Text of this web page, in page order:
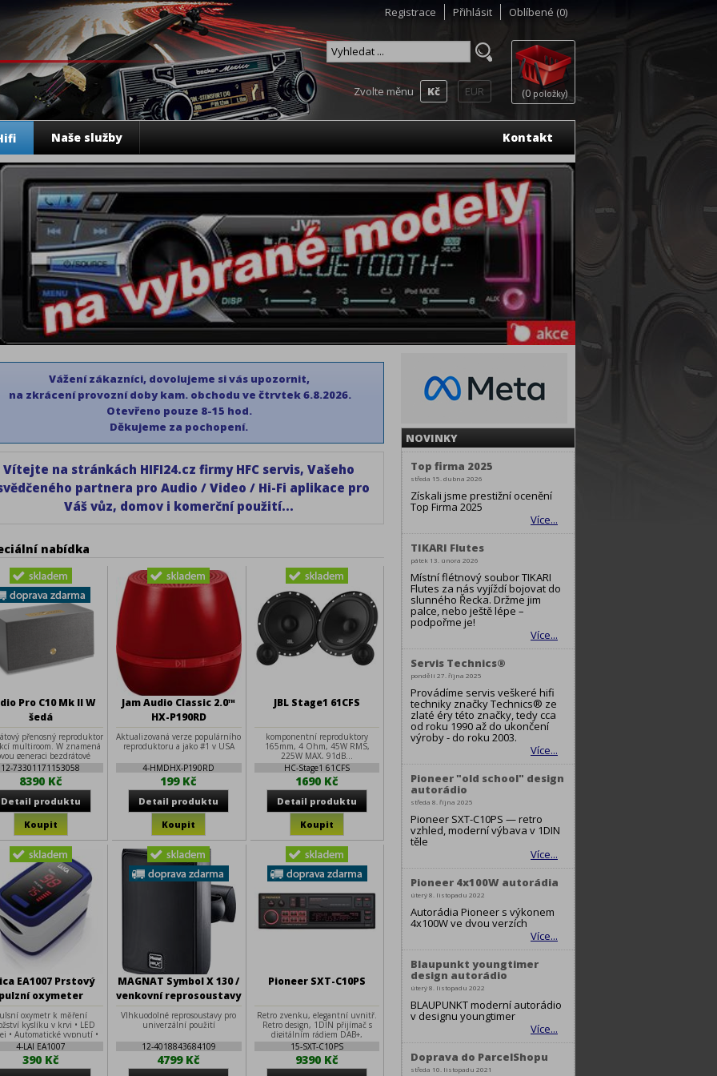
Registrace Přihlásit
(0 položky)
Oblíbené (0)
Naše služby Kontakt
Zvolte měnu Kč EUR
Vážení zákazníci, dovolujeme si vás upozornit,
na zkrácení provozní doby kam. obchodu ve čtrvtek 6.8.2026.
Otevřeno pouze 8-15 hod.
Děkujeme za pochopení.
Vítejte na stránkách HIFI24.cz firmy HFC servis, Vašeho
partnera pro Audio / Video / Hi-Fi aplikace pro
Váš vůz, domov i komerční použití...
nabídka
Pro C10 Mk II W
šedá
přenosný reproduktor
multiroom. W znamená
generaci bezdrátové
hudby. W znamená
aplikaci, moderní design...
12-73301171153058
8390 Kč
Jam Audio Classic 2.0™
HX-P190RD
Aktualizovaná verze populárního
reproduktoru a jako #1 v USA
4-HMDHX-P190RD
199 Kč
JBL Stage1 61CFS
komponentní reproduktory
165mm, 4 Ohm, 45W RMS,
225W MAX, 91dB...
HC-Stage1 61CFS
1690 Kč
EA1007 Prstový
oxymeter
oxymetr k měření
kyslíku v krvi • LED
• Automatické vypnutí •
na baterie 2× AAA •
Popruh na zavěšení
4-LAI EA1007
390 Kč
MAGNAT Symbol X 130 /
venkovní reprosoustavy
/ černé
Vlhkuodolné reprosoustavy pro
univerzální použití
12-4018843684109
4799 Kč
Pioneer SXT-C10PS
Retro zvenku, elegantní uvnitř.
Retro design, 1DIN přijímač s
digitálním rádiem DAB+,
Bluetooth®, USB, vícebarevné
RGB podsvícení, pokročilé audio
funkce a aplikace Pioneer Smart
Sync.
15-SXT-C10PS
9390 Kč
NOVINKY
Top firma 2025
středa 15. dubna 2026
Získali jsme prestižní ocenění
Top Firma 2025
Více...
TIKARI Flutes
pátek 13. února 2026
Místní flétnový soubor TIKARI
Flutes za nás vyjíždí bojovat do
slunného Řecka. Držme jim
palce, nebo ještě lépe –
podpořme je!
Více...
Servis Technics®
pondělí 27. října 2025
Provádíme servis veškeré hifi
techniky značky Technics® ze
zlaté éry této značky, tedy cca
od roku 1990 až do ukončení
výroby - do roku 2003.
Více...
Pioneer "old school" design
autorádio
středa 8. října 2025
Pioneer SXT-C10PS — retro
vzhled, moderní výbava v 1DIN
těle
Více...
Pioneer 4x100W autorádia
úterý 8. listopadu 2022
Autorádia Pioneer s výkonem
4x100W ve dvou verzích
Více...
Blaupunkt youngtimer
design autorádio
úterý 8. listopadu 2022
BLAUPUNKT moderní autorádio
v designu youngtimer
Více...
Doprava do ParcelShopu
středa 10. listopadu 2021